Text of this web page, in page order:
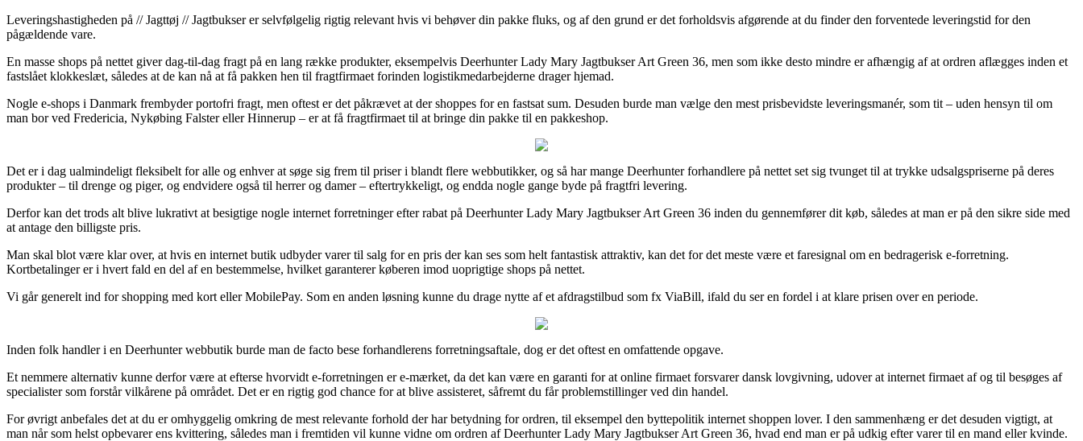
Leveringshastigheden på // Jagttøj // Jagtbukser er selvfølgelig rigtig relevant hvis vi behøver din pakke fluks, og af den grund er det forholdsvis afgørende at du finder den forventede leveringstid for den
pågældende vare.
En masse shops på nettet giver dag-til-dag fragt på en lang række produkter, eksempelvis Deerhunter Lady Mary Jagtbukser Art Green 36, men som ikke desto mindre er afhængig af at ordren aflægges inden et
fastslået klokkeslæt, således at de kan nå at få pakken hen til fragtfirmaet forinden logistikmedarbejderne drager hjemad.
Nogle e-shops i Danmark frembyder portofri fragt, men oftest er det påkrævet at der shoppes for en fastsat sum. Desuden burde man vælge den mest prisbevidste leveringsmanér, som tit – uden hensyn til om
man bor ved Fredericia, Nykøbing Falster eller Hinnerup – er at få fragtfirmaet til at bringe din pakke til en pakkeshop.
Det er i dag ualmindeligt fleksibelt for alle og enhver at søge sig frem til priser i blandt flere webbutikker, og så har mange Deerhunter forhandlere på nettet set sig tvunget til at trykke udsalgspriserne på deres
produkter – til drenge og piger, og endvidere også til herrer og damer – eftertrykkeligt, og endda nogle gange byde på fragtfri levering.
Derfor kan det trods alt blive lukrativt at besigtige nogle internet forretninger efter rabat på Deerhunter Lady Mary Jagtbukser Art Green 36 inden du gennemfører dit køb, således at man er på den sikre side med
at antage den billigste pris.
Man skal blot være klar over, at hvis en internet butik udbyder varer til salg for en pris der kan ses som helt fantastisk attraktiv, kan det for det meste være et faresignal om en bedragerisk e-forretning.
Kortbetalinger er i hvert fald en del af en bestemmelse, hvilket garanterer køberen imod uoprigtige shops på nettet.
Vi går generelt ind for shopping med kort eller MobilePay. Som en anden løsning kunne du drage nytte af et afdragstilbud som fx ViaBill, ifald du ser en fordel i at klare prisen over en periode.
Inden folk handler i en Deerhunter webbutik burde man de facto bese forhandlerens forretningsaftale, dog er det oftest en omfattende opgave.
Et nemmere alternativ kunne derfor være at efterse hvorvidt e-forretningen er e-mærket, da det kan være en garanti for at online firmaet forsvarer dansk lovgivning, udover at internet firmaet af og til besøges af
specialister som forstår vilkårene på området. Det er en rigtig god chance for at blive assisteret, såfremt du får problemstillinger ved din handel.
For øvrigt anbefales det at du er omhyggelig omkring de mest relevante forhold der har betydning for ordren, til eksempel den byttepolitik internet shoppen lover. I den sammenhæng er det desuden vigtigt, at
man når som helst opbevarer ens kvittering, således man i fremtiden vil kunne vidne om ordren af Deerhunter Lady Mary Jagtbukser Art Green 36, hvad end man er på udkig efter varer til en mand eller kvinde.